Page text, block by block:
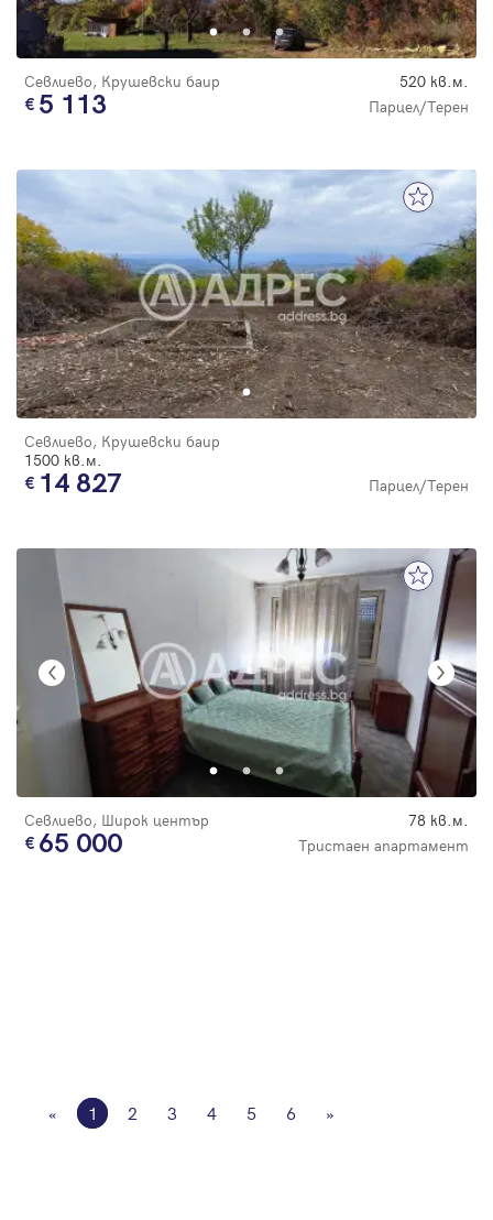
Севлиево, Крушевски баир 520 кв.м.
5 113 Парцел/Терен
Севлиево, Крушевски баир
1500 кв.м.
14 827 Парцел/Терен
Севлиево, Широк център 78 кв.м.
65 000 Тристаен апартамент
« 1 2 3 4 5 6 »